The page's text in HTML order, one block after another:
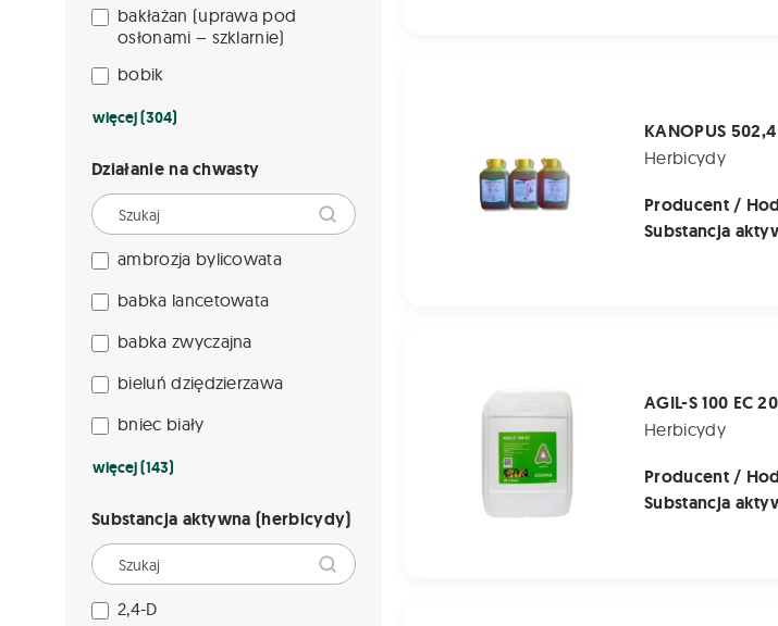
bakłażan (uprawa pod
osłonami – szklarnie)
bobik
więcej (304)
Działanie na chwasty
ambrozja bylicowata
babka lancetowata
babka zwyczajna
bieluń dziędzierzawa
bniec biały
więcej (143)
Substancja aktywna (herbicydy)
2,4-D
KANOPUS
Herbicydy
Producent /
Substancja
AGIL-S 100 EC
Herbicydy
Producent /
Substancja